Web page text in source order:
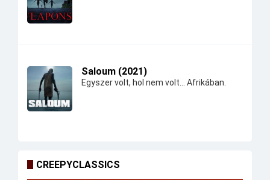
Saloum (2021)
Egyszer volt, hol nem volt... Afrikában.
CREEPYCLASSICS